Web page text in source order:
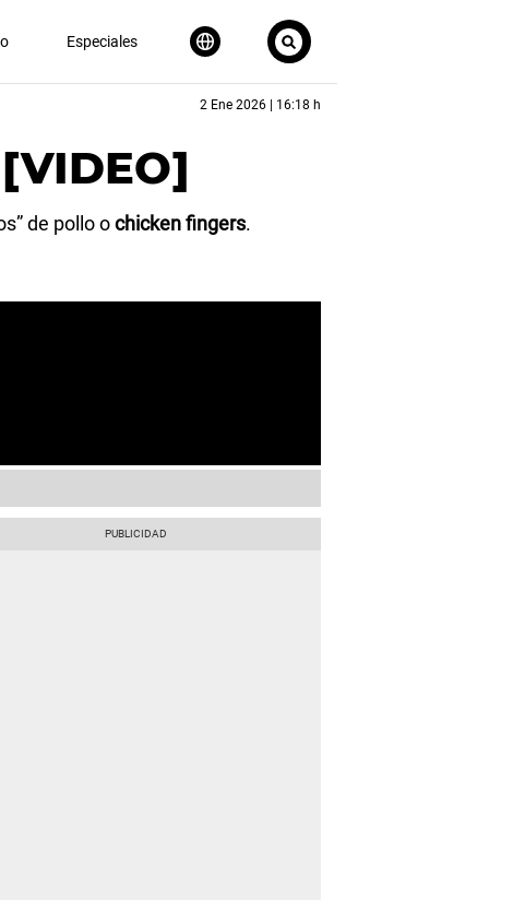
Especiales
2 Ene 2026 | 16:18 h
de pollo ochicken fingers.